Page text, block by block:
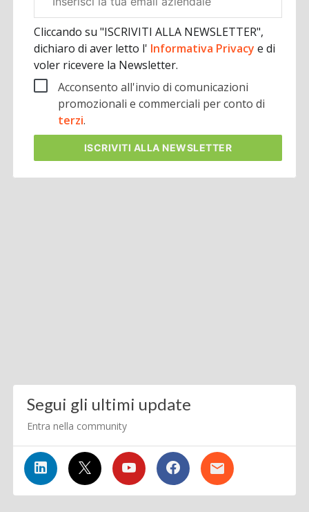
aziendale
Cliccando su "ISCRIVITI ALLA NEWSLETTER",
dichiaro di aver letto l' Informativa Privacye di
voler ricevere la Newsletter.
Acconsento all'invio di comunicazioni
promozionali e commerciali per conto di
terzi.
ISCRIVITI ALLA NEWSLETTER
Segui gli ultimi update
Entra nella community